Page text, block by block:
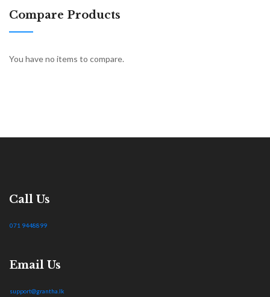
Compare Products
You have no items to compare.
Call Us
071 9448899
Email Us
support@grantha.lk